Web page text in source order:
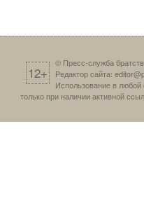
12+
© Пресс-служба
Редактор сайта:
Использование в
только при наличии активной